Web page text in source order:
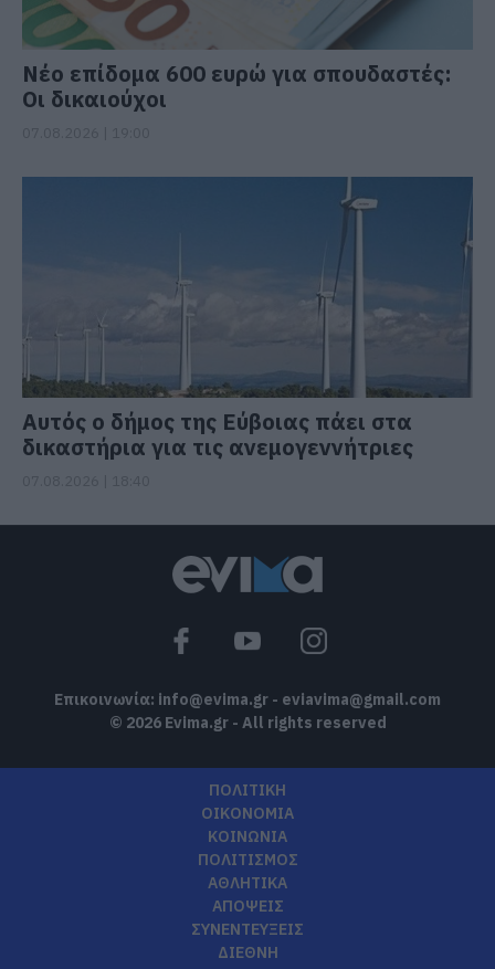
Νέο επίδομα 600 ευρώ για σπουδαστές:
Οι δικαιούχοι
Αυτός ο δήμος της Εύβοιας πάει στα
δικαστήρια για τις ανεμογεννήτριες
Επικοινωνία: info@evima.gr - eviavima@gmail.com
© 2026 Evima.gr - All rights reserved
ΠΟΛΙΤΙΚΗ
ΟΙΚΟΝΟΜΙΑ
ΚΟΙΝΩΝΙΑ
ΠΟΛΙΤΙΣΜΟΣ
ΑΘΛΗΤΙΚΑ
ΑΠΟΨΕΙΣ
ΣΥΝΕΝΤΕΥΞΕΙΣ
ΔΙΕΘΝΗ